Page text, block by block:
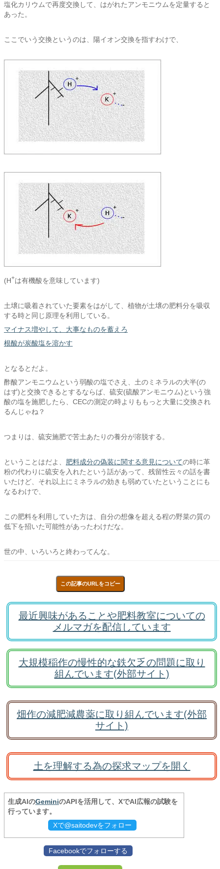
塩化カリウムで再度交換して、はがれたアンモニウムを定量すると
あった。
ここでいう交換というのは、陽イオン交換を指すわけで、
(H+は有機酸を意味しています)
土壌に吸着されていた要素をはがして、植物が土壌の肥料分を吸収
する時と同じ原理を利用している。
マイナス増やして、大事なものを蓄えろ
根酸が炭酸塩を溶かす
となるとだよ。
酢酸アンモニウムという弱酸の塩でさえ、土のミネラルの大半(の
はず)と交換できるとするならば、硫安(硫酸アンモニウム)という強
酸の塩を施肥したら、CECの測定の時よりももっと大量に交換され
るんじゃね？
つまりは、硫安施肥で苦土あたりの養分が溶脱する。
ということはだよ、 肥料成分の偽装に関する意見についての時に革
粉の代わりに硫安を入れたという話があって、残留性云々の話を書
いたけど、それ以上にミネラルの効きも弱めていたということにも
なるわけで、
この肥料を利用していた方は、自分の想像を超える程の野菜の質の
低下を招いた可能性があったわけだな。
世の中、いろいろと終わってんな。
この記事のURLをコピー
最近興味があることや肥料教室についての
メルマガを配信しています
大規模稲作の慢性的な鉄欠乏の問題に取り
組んでいます(外部サイト)
畑作の減肥減農薬に取り組んでいます(外部
サイト)
土を理解する為の探求マップを開く
生成AIのGeminiのAPIを活用して、XでAI広報の試験を
行っています。
Xで@saitodevをフォロー
Facebookでフォローする